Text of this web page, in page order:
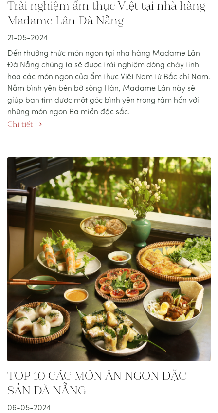
Trải nghiệm ẩm thực Việt tại nhà hàng
Madame Lân Đà Nẵng
21-05-2024
Đến thưởng thức món ngon tại nhà hàng Madame Lân
Đà Nẵng chúng ta sẽ được trải nghiệm dòng chảy tinh
hoa các món ngon của ẩm thực Việt Nam từ Bắc chí Nam.
Nằm bình yên bên bờ sông Hàn, Madame Lân này sẽ
giúp bạn tìm được một góc bình yên trong tâm hồn với
những món ngon Ba miền đặc sắc.
Chi tiết
TOP 10 CÁC MÓN ĂN NGON ĐẶC
SẢN ĐÀ NẴNG
06-05-2024